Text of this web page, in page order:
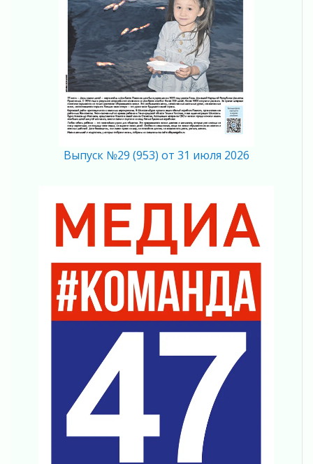
регионом и страной
02 августа 2026
Ладога — не пруд
02 августа 2026
ПСК через Гослуслуги напомнит жителям
Ленинградской области о неоплаченных
02 августа 2026
Пропавшего подростка нашли в Кировском
районе Ленобласти
02 августа 2026
02 августа 2026
В Ивангороде назвали новых почетных
граждан Ленинградской области
Готовность №1
02 августа 2026
Километровые столбы «Дороги жизни»
отправили на реставрацию
Ленобласть внедрила передовую подготовку
операторов БПЛА
02 августа 2026
В Ивангороде появилась «Избушка-
воробушка»
02 августа 2026
Юхла, мука, кантеле и Водяной
Выпуск №29 (953) от 31 июля 2026